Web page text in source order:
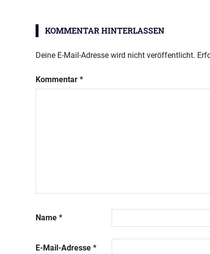
KOMMENTAR HINTERLASSEN
Deine E-Mail-Adresse wird nicht veröffentlicht.
Kommentar *
Name *
E-Mail-Adresse *